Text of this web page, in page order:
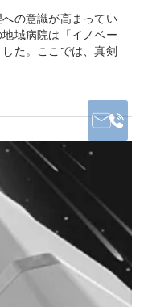
の意識が高まってい
域病院は「イノベー
た。ここでは、真剣